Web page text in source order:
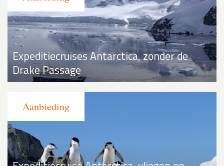
Expeditiecruises Antarctica, zonder de
Drake Passage